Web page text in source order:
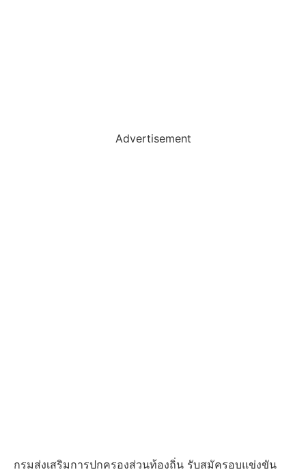
Advertisement
กรมส่งเสริมการปกครองส่วนท้องถิ่น รับสมัครอบแข่งขัน